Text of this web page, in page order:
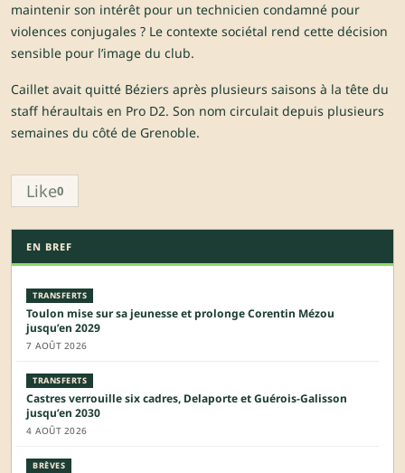
maintenir son intérêt pour un technicien condamné pour
violences conjugales ? Le contexte sociétal rend cette décision
sensible pour l’image du club.
Caillet avait quitté Béziers après plusieurs saisons à la tête du
staff héraultais en Pro D2. Son nom circulait depuis plusieurs
semaines du côté de Grenoble.
Like0
EN BREF
TRANSFERTS
Toulon mise sur sa jeunesse et prolonge Corentin Mézou
jusqu’en 2029
7 AOÛT 2026
TRANSFERTS
Castres verrouille six cadres, Delaporte et Guérois-Galisson
jusqu’en 2030
4 AOÛT 2026
BRÈVES